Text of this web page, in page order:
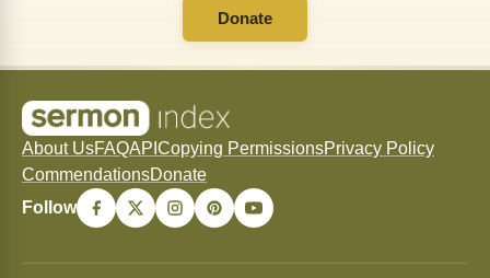
Donate
About UsFAQAPI Copying PermissionsPrivacy Policy
CommendationsDonate
Follow